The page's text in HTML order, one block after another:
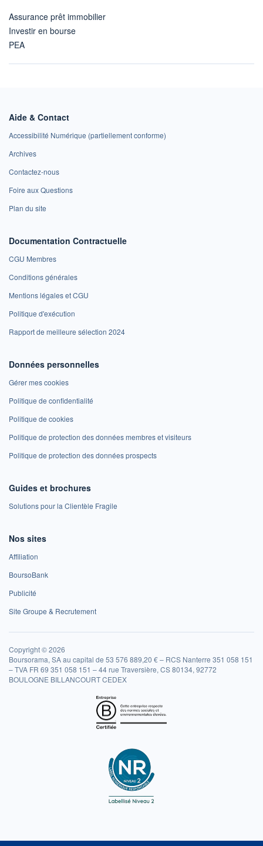
Assurance prêt immobilier
Investir en bourse
PEA
Aide & Contact
Accessibilité Numérique (partiellement conforme)
Archives
Contactez-nous
Foire aux Questions
Plan du site
Documentation Contractuelle
CGU Membres
Conditions générales
Mentions légales et CGU
Politique d'exécution
Rapport de meilleure sélection 2024
Données personnelles
Gérer mes cookies
Politique de confidentialité
Politique de cookies
Politique de protection des données membres et visiteurs
Politique de protection des données prospects
Guides et brochures
Solutions pour la Clientèle Fragile
Nos sites
Affiliation
BoursoBank
Publicité
Site Groupe & Recrutement
Copyright © 2026
Boursorama, SA au capital de 53 576 889,20 € – RCS Nanterre 351 058 151
– TVA FR 69 351 058 151 – 44 rue Traversière, CS 80134, 92772
BOULOGNE BILLANCOURT CEDEX